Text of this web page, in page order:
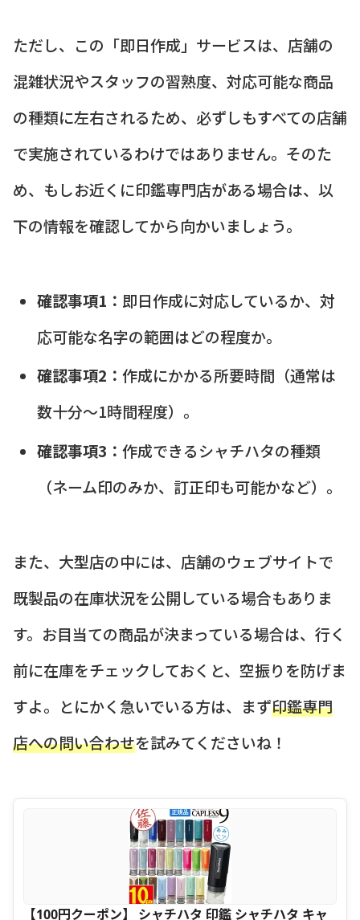
ただし、この「即日作成」サービスは、店舗の
混雑状況やスタッフの習熟度、対応可能な商品
の種類に左右されるため、必ずしもすべての店舗
で実施されているわけではありません。そのた
め、もしお近くに印鑑専門店がある場合は、以
下の情報を確認してから向かいましょう。
確認事項1： 即日作成に対応しているか、対
応可能な名字の範囲はどの程度か。
確認事項2： 作成にかかる所要時間（通常は
数十分～1時間程度）。
確認事項3： 作成できるシャチハタの種類
（ネーム印のみか、訂正印も可能かなど）。
また、大型店の中には、店舗のウェブサイトで
既製品の在庫状況を公開している場合もありま
す。お目当ての商品が決まっている場合は、行く
前に在庫をチェックしておくと、空振りを防げま
すよ。とにかく急いでいる方は、まず印鑑専門
店への問い合わせを試みてくださいね！
【100円クーポン】 シャチハタ 印鑑 シャチハタ キャ